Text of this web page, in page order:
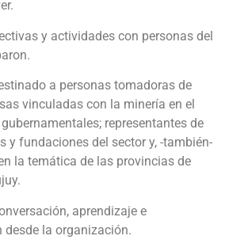
y actividades con personas del
a personas tomadoras de
vinculadas con la minería en el
representantes de
y fundaciones del sector y, -también-
la temática de las provincias de
aprendizaje e
desde la organización.